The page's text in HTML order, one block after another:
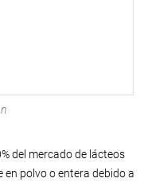
del mercado de lácteos
en polvo o entera debido a